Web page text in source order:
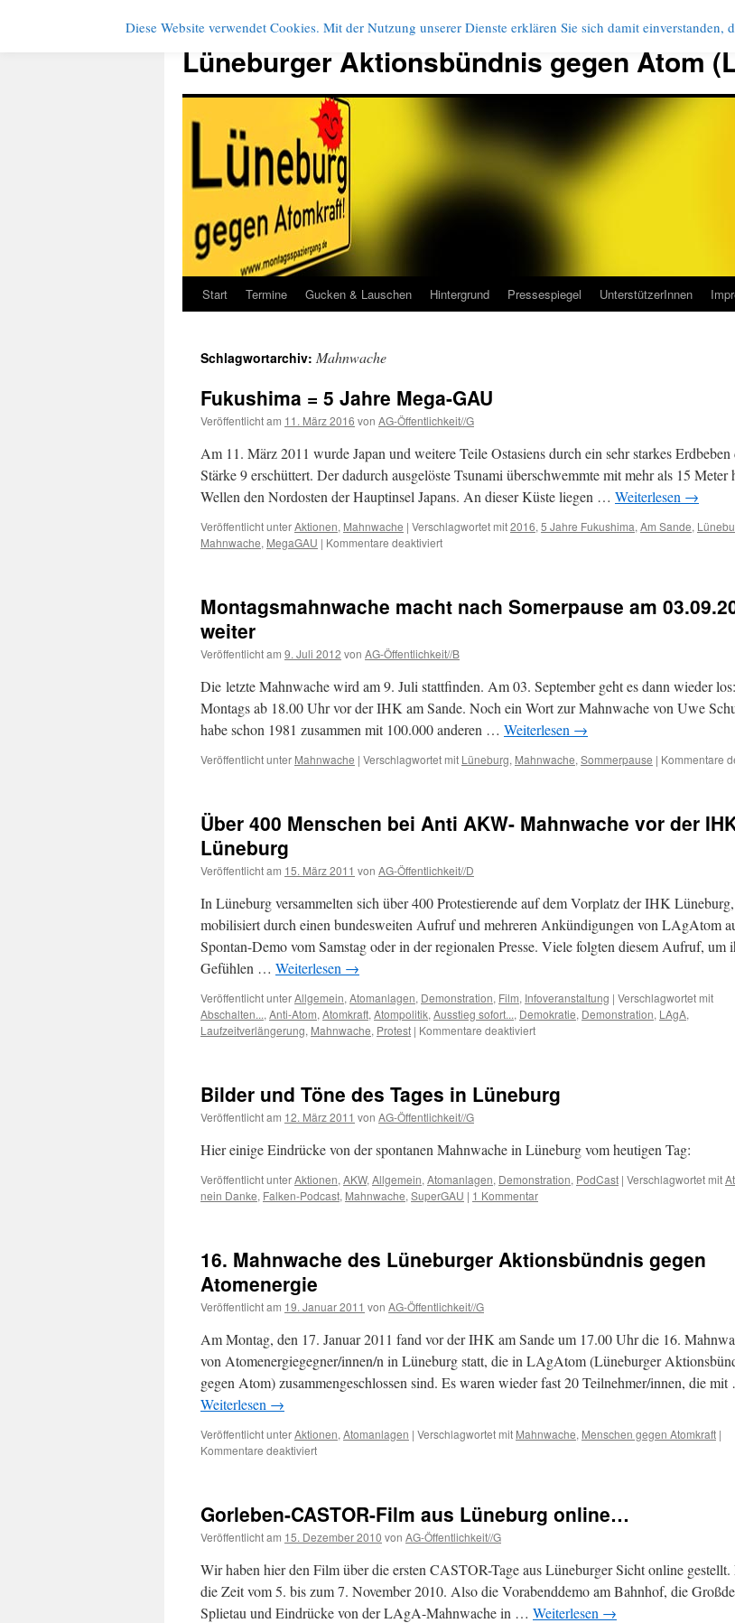
Zum
springen
Lüneburger Aktionsbündnis gegen Atom
Start Termine Gucken & Lauschen Hintergrund Pressespiegel UnterstützerInnen
Schlagwortarchiv: Mahnwache
Fukushima = 5 Jahre Mega-GAU
Veröffentlicht am 11. März 2016 von AG-Öffentlichkeit//G
Am 11. März 2011 wurde Japan und weitere Teile Ostasiens durch ein sehr starkes Erdbeben
Stärke 9 erschüttert. Der dadurch ausgelöste Tsunami überschwemmte mit mehr als 15 Meter
Wellen den Nordosten der Hauptinsel Japans. An dieser Küste liegen … Weiterlesen →
Veröffentlicht unterAktionen, Mahnwache | Verschlagwortet mit2016, 5 Jahre Fukushima, Am Sande,
Mahnwache, MegaGAU | Kommentare deaktiviertfür
Jahre
Montagsmahnwache macht nach Somerpause am
weiter
Veröffentlicht am 9. Juli 2012 von AG-Öffentlichkeit//B
Die letzte Mahnwache wird am 9. Juli stattfinden. Am 03. September geht es dann wieder
Montags ab 18.00 Uhr vor der IHK am Sande. Noch ein Wort zur Mahnwache von Uwe
habe schon 1981 zusammen mit 100.000 anderen … Weiterlesen →
Veröffentlicht unter Mahnwache | Verschlagwortet mit Lüneburg, Mahnwache, Sommerpause | Kommentare
Über 400 Menschen bei Anti AKW- Mahnwache vor der
Lüneburg
Veröffentlicht am 15. März 2011 von AG-Öffentlichkeit//D
In Lüneburg versammelten sich über 400 Protestierende auf dem Vorplatz der IHK Lüneburg,
mobilisiert durch einen bundesweiten Aufruf und mehreren Ankündigungen von LAgAtom
Spontan-Demo vom Samstag oder in der regionalen Presse. Viele folgten diesem Aufruf, um
Gefühlen … Weiterlesen →
Veröffentlicht unterAllgemein, Atomanlagen, Demonstration, Film, Infoveranstaltung | Verschlagwortet mit
Abschalten..., Anti-Atom, Atomkraft, Atompolitik, Ausstieg sofort..., Demokratie, Demonstration, LAgA,
Laufzeitverlängerung, Mahnwache, Protest | Kommentare deaktiviertfür
bei
Anti
Mahnwache
vor
der
IHK
Bilder und Töne des Tages in Lüneburg
Veröffentlicht am 12. März 2011 von AG-Öffentlichkeit//G
Hier einige Eindrücke von der spontanen Mahnwache in Lüneburg vom heutigen Tag:
Veröffentlicht unterAktionen, AKW, Allgemein, Atomanlagen, Demonstration, PodCast | Verschlagwortet mit
nein Danke, Falken-Podcast, Mahnwache, SuperGAU | 1 Kommentar
16. Mahnwache des Lüneburger Aktionsbündnis gegen
Atomenergie
Veröffentlicht am 19. Januar 2011 von AG-Öffentlichkeit//G
Am Montag, den 17. Januar 2011 fand vor der IHK am Sande um 17.00 Uhr die 16.
von Atomenergiegegner/innen/n in Lüneburg statt, die in LAgAtom (Lüneburger
gegen Atom) zusammengeschlossen sind. Es waren wieder fast 20 Teilnehmer/innen, die
Weiterlesen →
Veröffentlicht unterAktionen, Atomanlagen | Verschlagwortet mit Mahnwache, Menschen gegen Atomkraft |
Kommentare deaktiviertfür
Lüneburger
Aktionsbündnis
gegen
Atomenergie
Gorleben-CASTOR-Film aus Lüneburg online…
Veröffentlicht am 15. Dezember 2010 von AG-Öffentlichkeit//G
Wir haben hier den Film über die ersten CASTOR-Tage aus Lüneburger Sicht online
die Zeit vom 5. bis zum 7. November 2010. Also die Vorabenddemo am Bahnhof, die
Splietau und Eindrücke von der LAgA-Mahnwache in … Weiterlesen →
Diese Website verwendet Cookies. Mit der Nutzung unserer Dienste erklären Sie sich damit einverstanden,